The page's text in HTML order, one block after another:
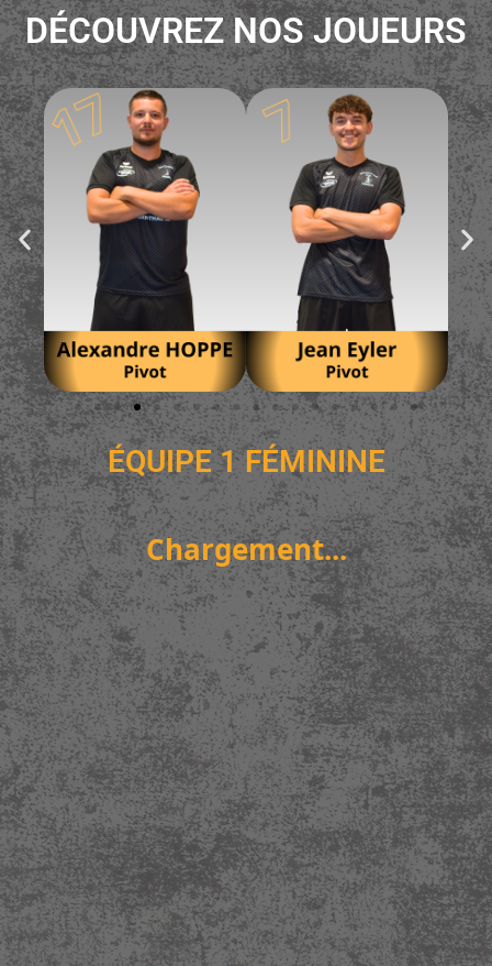
DÉCOUVREZ NOS JOUEURS
ÉQUIPE 1 FÉMININE